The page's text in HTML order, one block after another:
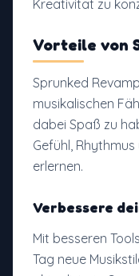
Kreativität zu
Vorteile von
Sprunked
musikalischen
dabei Spaß zu
Gefühl,
erlernen.
Verbessere
Mit besseren
Tag neue